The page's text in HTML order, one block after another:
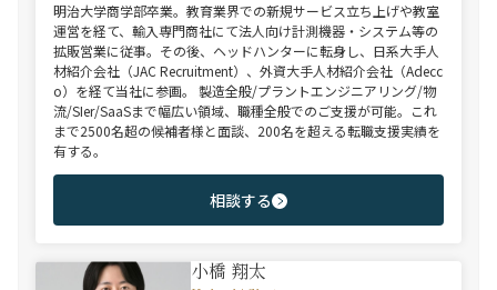
明治大学商学部卒業。教育業界での新規サービス立ち上げや教室
運営を経て、輸入専門商社にて法人向け計測機器・システム等の
拡販営業に従事。その後、ヘッドハンターに転身し、日系大手人
材紹介会社（JAC Recruitment）、外資大手人材紹介会社（Adecc
o）を経て当社に参画。 製造全般/プラントエンジニアリング/物
流/SIer/SaaSまで幅広い領域、職種全般でのご支援が可能。これ
まで2500名超の候補者様と面談、200名を超える転職支援実績を
有する。
相談する
小橋 翔太